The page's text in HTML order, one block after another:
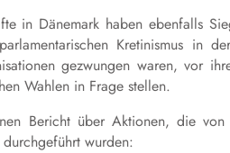
in Dänemark haben ebenfalls
Kretinismus in
gezwungen waren, vor
Wahlen in Frage stellen.
Bericht über Aktionen, die
wurden: